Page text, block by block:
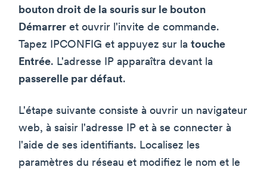
bouton droit de la souris sur le bouton
Démarrer et ouvrir l'invite de commande.
Tapez IPCONFIG et appuyez sur la touche
Entrée. L'adresse IP apparaîtra devant la
passerelle par défaut.
L'étape suivante consiste à ouvrir un navigateur
web, à saisir l'adresse IP et à se connecter à
l'aide de ses identifiants. Localisez les
paramètres du réseau et modifiez le nom et le